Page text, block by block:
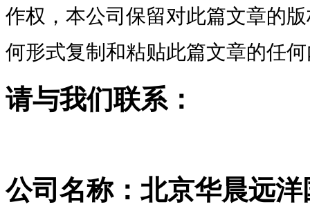
作权，本公司保留对此篇文章的
何形式复制和粘贴此篇文章的任
请与我们联系：
公司名称：北京华晨远